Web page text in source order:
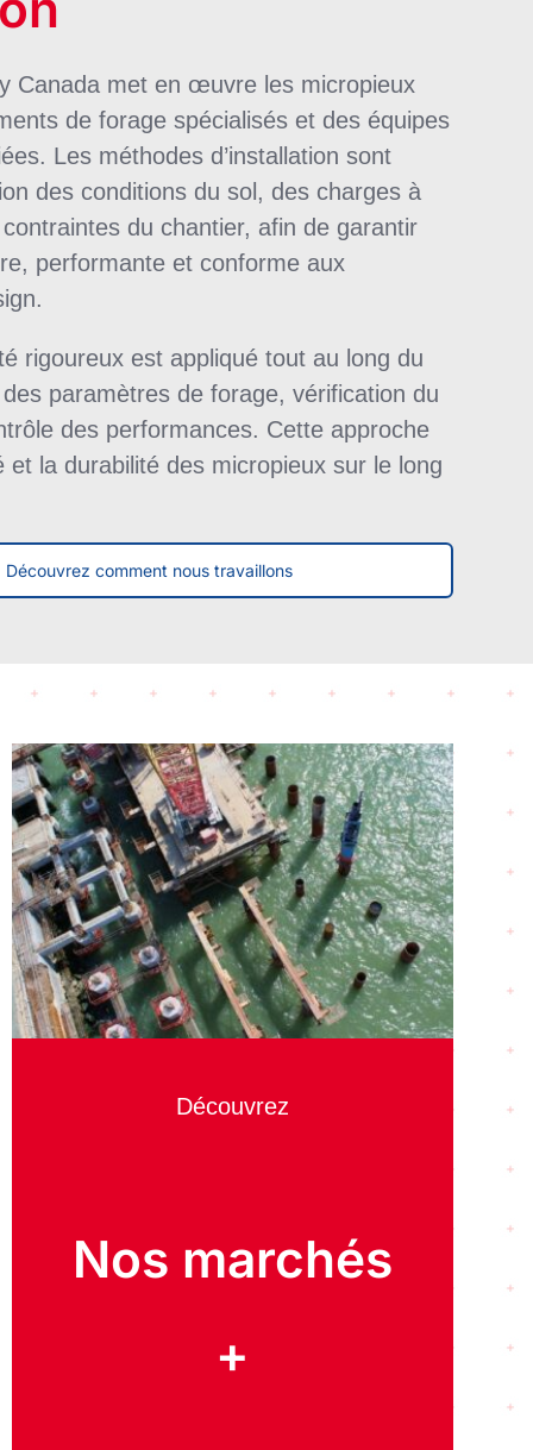
Canada met en œuvre les micropieux
de forage spécialisés et des équipes
Les méthodes d’installation sont
des conditions du sol, des charges à
du chantier, afin de garantir
performante et conforme aux
rigoureux est appliqué tout au long du
paramètres de forage, vérification du
des performances. Cette approche
et la durabilité des micropieux sur le long
Découvrez comment nous travaillons
Découvrez
Nos marchés
+